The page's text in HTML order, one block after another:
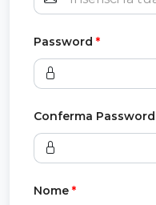
Password *
Conferma Password
Nome *